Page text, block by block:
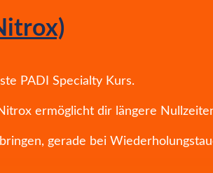
PADI Specialty Kurs.
ermöglicht dir längere
gerade bei